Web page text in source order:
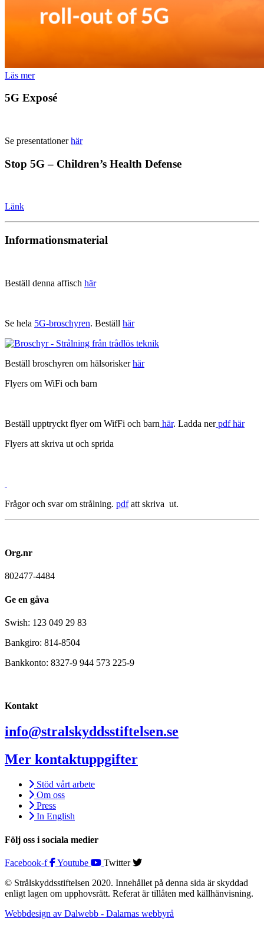
Läs mer
5G Exposé
Se presentationerhär
Stop 5G – Children’s Health Defense
Länk
Informationsmaterial
Beställ denna affisch här
Se hela 5G-broschyren. Beställ här
Beställ broschyren om hälsoriskerhär
Flyers om WiFi och barn
Beställ upptryckt flyer om WifFi och barn här. Ladda nerpdf här
Flyers att skriva ut och sprida
Frågor och svar om strålning. pdfatt skriva ut.
Org.nr
802477-4484
Ge en gåva
Swish: 123 049 29 83
Bankgiro: 814-8504
Bankkonto: 8327-9 944 573 225-9
Kontakt
info@stralskyddsstiftelsen.se
Mer kontaktuppgifter
Stöd vårt arbete
Om oss
Press
In English
Följ oss i sociala medier
Facebook-f Youtube
Twitter
© Strålskyddsstiftelsen 2020. Innehållet på denna sida är skyddad
enligt lagen om upphovsrätt. Referat är tillåten med källhänvisning.
Webbdesign av Dalwebb - Dalarnas webbyrå